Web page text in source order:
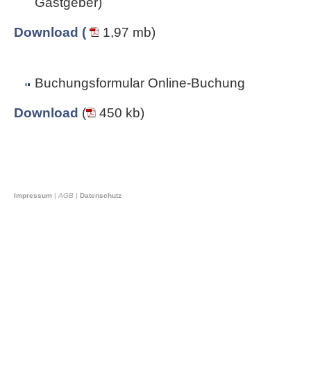
Download ( 1,97 mb)
Buchungsformular Online-Buchung
Download ( 450 kb)
Impressum | AGB | Datenschutz